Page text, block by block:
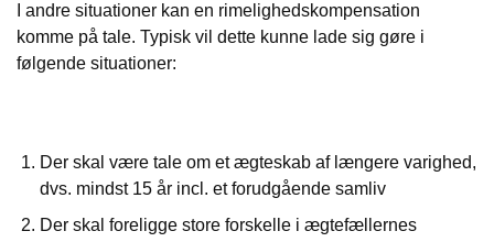
I andre situationer kan en rimelighedskompensation
komme på tale. Typisk vil dette kunne lade sig gøre i
følgende situationer:
Der skal være tale om et ægteskab af længere varighed,
dvs. mindst 15 år incl. et forudgående samliv
Der skal foreligge store forskelle i ægtefællernes